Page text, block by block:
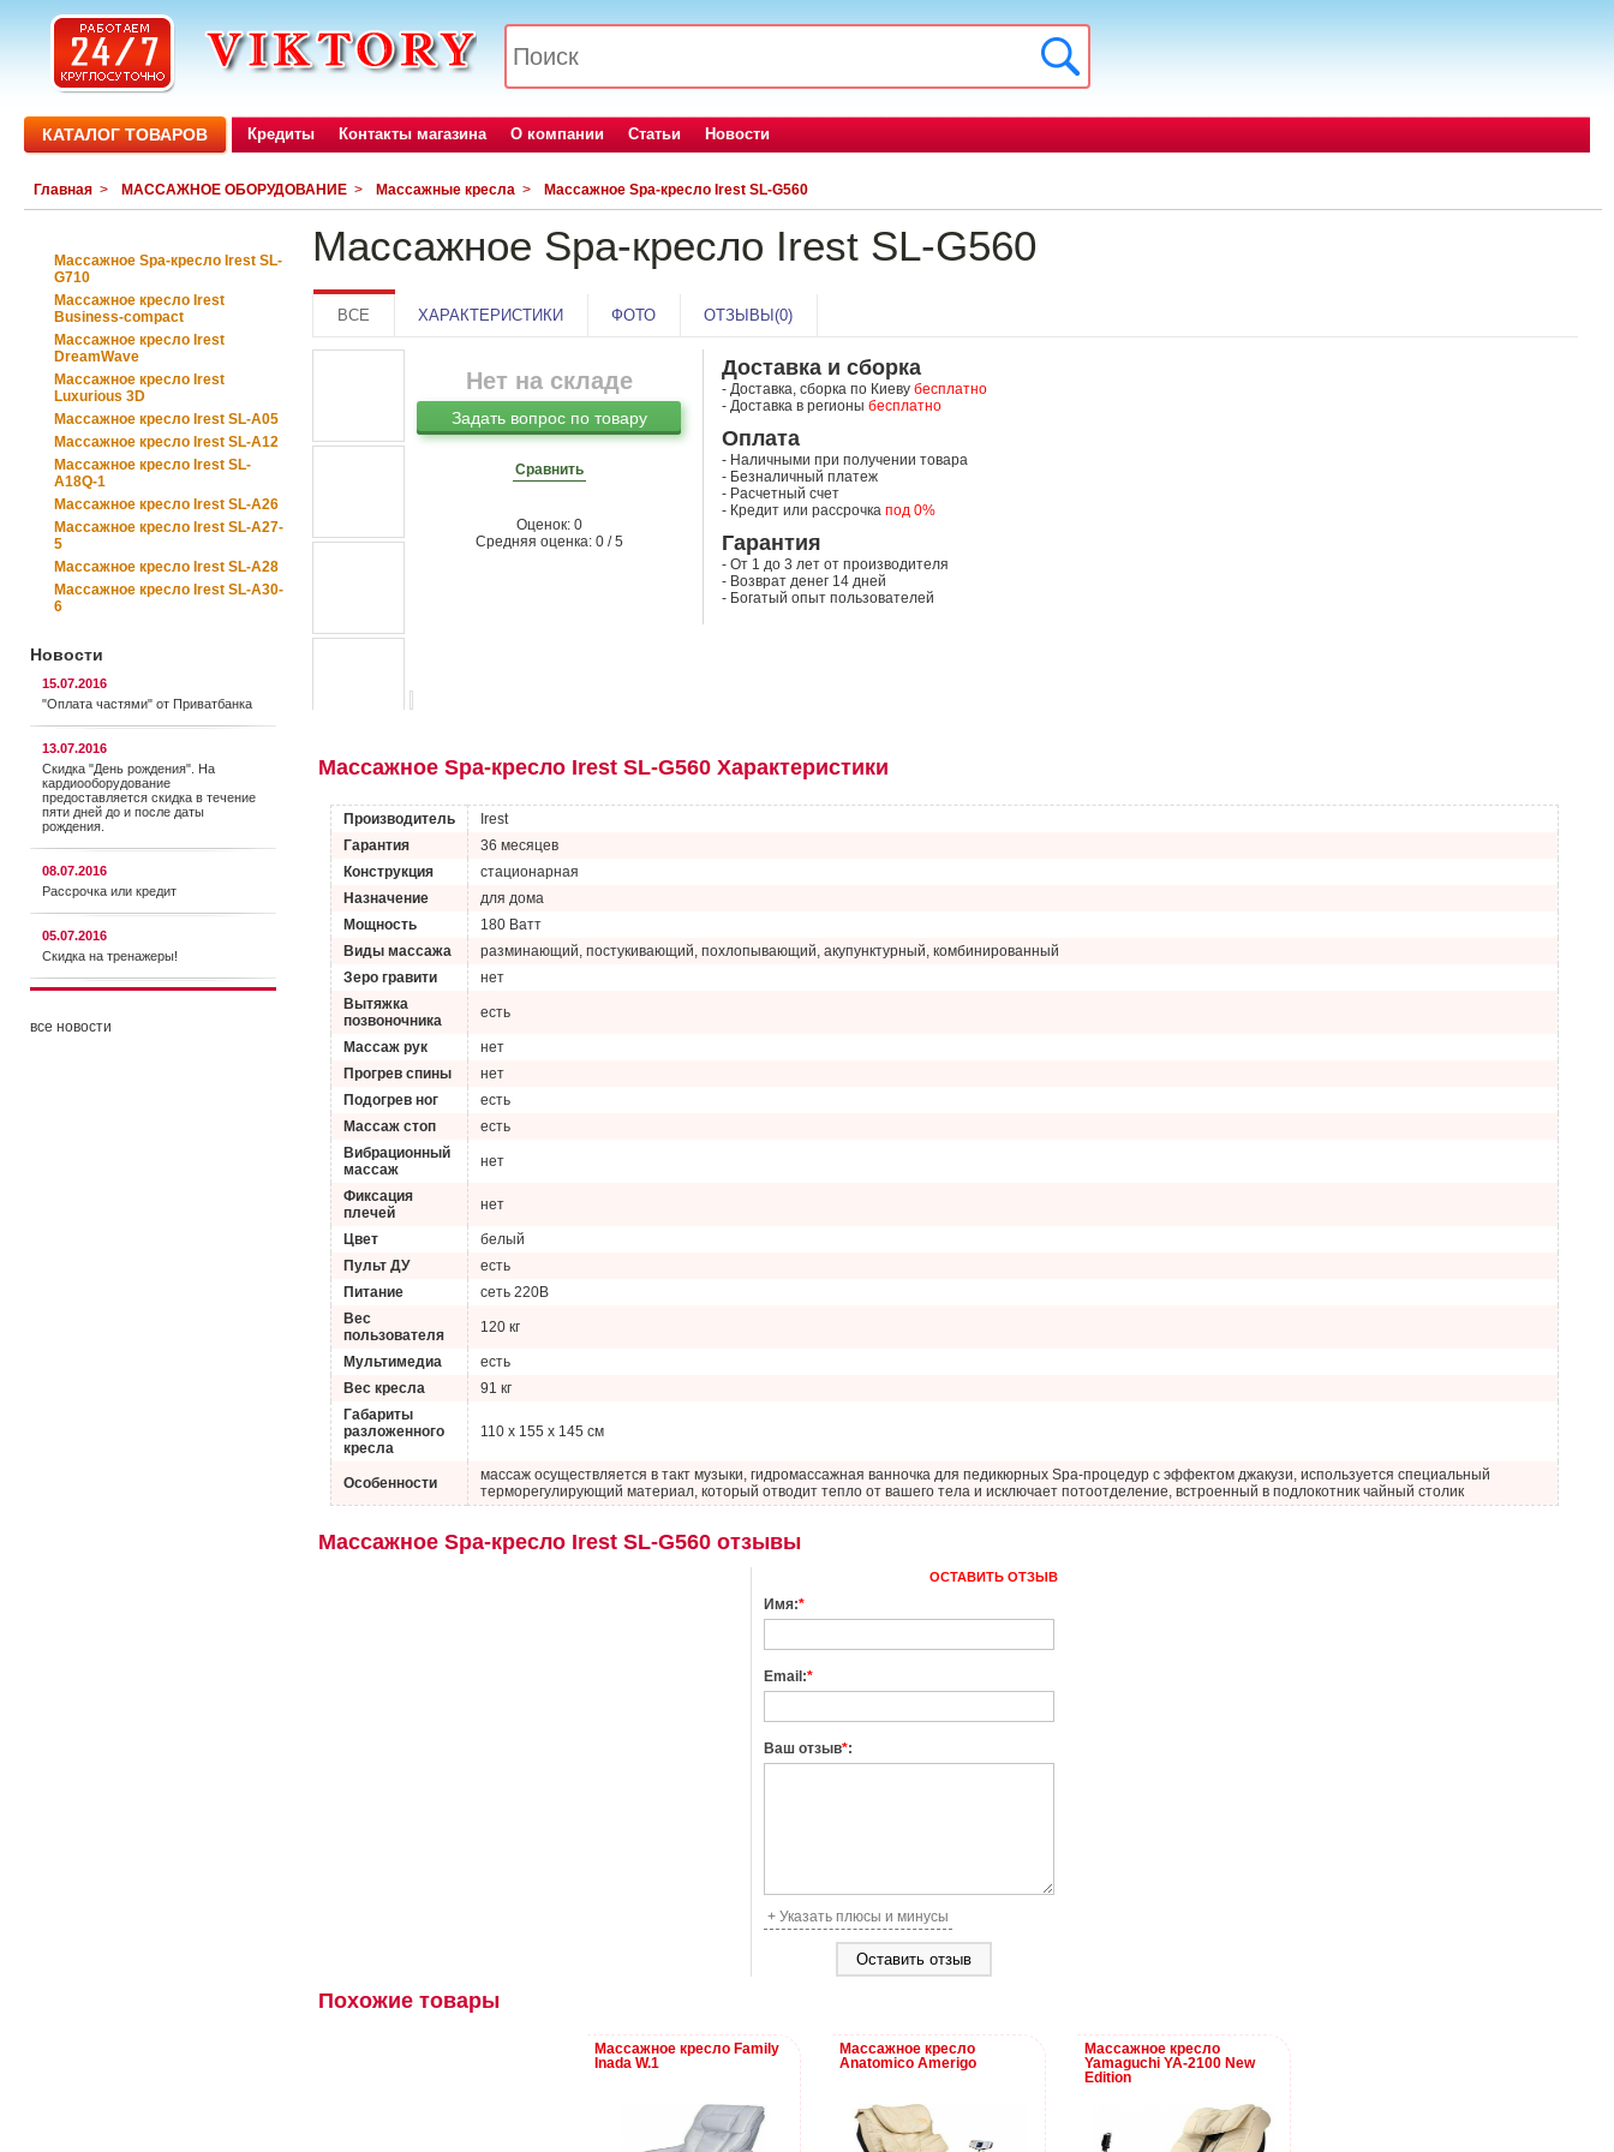
КАТАЛОГ ТОВАРОВ Кредиты Контакты магазина О компании Статьи Новости
Главная > МАССАЖНОЕ ОБОРУДОВАНИЕ > Массажные кресла > Массажное Sра-кресло Irest SL-G560
Массажное Sра-кресло Irest SL-
G710
Массажное кресло Irest
Business-compact
Массажное кресло Irest
DreamWave
Массажное кресло Irest
Luxurious 3D
Массажное кресло Irest SL-A05
Массажное кресло Irest SL-A12
Массажное кресло Irest SL-
A18Q-1
Массажное кресло Irest SL-A26
Массажное кресло Irest SL-A27-
5
Массажное кресло Irest SL-A28
Массажное кресло Irest SL-A30-
6
Новости
15.07.2016
"Оплата частями" от Приватбанка
13.07.2016
Скидка "День рождения". На
кардиооборудование
предоставляется cкидка в течение
пяти дней до и после даты
рождения.
08.07.2016
Рассрочка или кредит
05.07.2016
Скидка на тренажеры!
все новости
Массажное Sра-кресло Irest SL-G560
ВСЕ ХАРАКТЕРИСТИКИ ФОТО ОТЗЫВЫ(0)
Нет на складе
Задать вопрос по товару
Сравнить
Оценок: 0
Средняя оценка: 0 / 5
Доставка и сборка
- Доставка, сборка по Киевубесплатно
- Доставка в регионыбесплатно
Оплата
- Наличными при получении товара
- Безналичный платеж
- Расчетный счет
- Кредит или рассрочкапод 0%
Гарантия
- От 1 до 3 лет от производителя
- Возврат денег 14 дней
- Богатый опыт пользователей
Массажное Sра-кресло Irest SL-G560 Характеристики
Производитель
Irest
Гарантия
36 месяцев
Конструкция
стационарная
Назначение
для дома
Мощность
180 Ватт
Виды массажа
разминающий, постукивающий, похлопывающий, акупунктурный, комбинированный
Зеро гравити
нет
Вытяжка
позвоночника
есть
Массаж рук
нет
Прогрев спины
нет
Подогрев ног
есть
Массаж стоп
есть
Вибрационный
массаж
нет
Фиксация
плечей
нет
Цвет
белый
Пульт ДУ
есть
Питание
сеть 220В
Вес
пользователя
120 кг
Мультимедиа
есть
Вес кресла
91 кг
Габариты
разложенного
кресла
110 х 155 х 145 см
Особенности
массаж осуществляется в такт музыки, гидромассажная ванночка для педикюрных Spa-процедур с эффектом джакузи, используется специальный
терморегулирующий материал, который отводит тепло от вашего тела и исключает потоотделение, встроенный в подлокотник чайный столик
Массажное Sра-кресло Irest SL-G560 отзывы
OСТАВИТЬ ОТЗЫВ
Имя:*
Email:*
Ваш отзыв*:
+ Указать плюсы и минусы
Похожие товары
Массажное кресло Family
Inada W.1
Массажное кресло
Anatomico Amerigo
Массажное кресло
Yamaguchi YA-2100 New
Edition